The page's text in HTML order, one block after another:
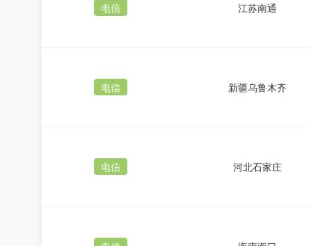
电信 江苏南通
电信 新疆乌鲁木齐
电信 河北石家庄